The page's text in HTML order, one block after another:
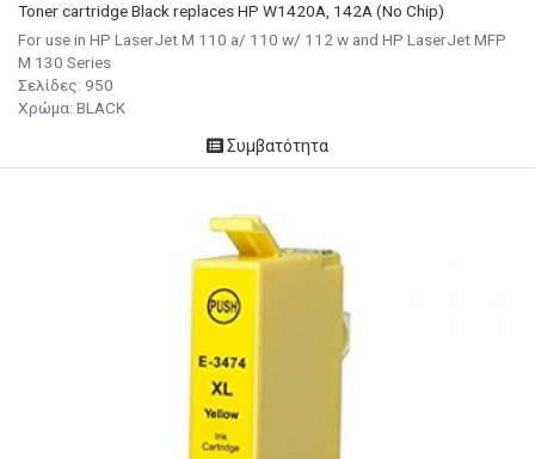
Toner cartridge Black replaces HP W1420A, 142A (No Chip)
For use in HP LaserJet M 110 a/ 110 w/ 112 w and HP LaserJet MFP
M 130 Series
Σελίδες: 950
Χρώμα: BLACK
Συμβατότητα